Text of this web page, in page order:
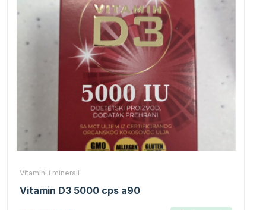
Vitamini i minerali
Vitamin D3 5000 cps a90